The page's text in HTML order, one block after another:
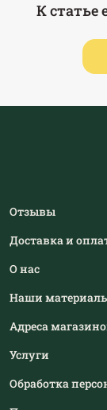
К статье
Отзывы
Доставка и
О нас
Наши
Адреса
Услуги
Обработка